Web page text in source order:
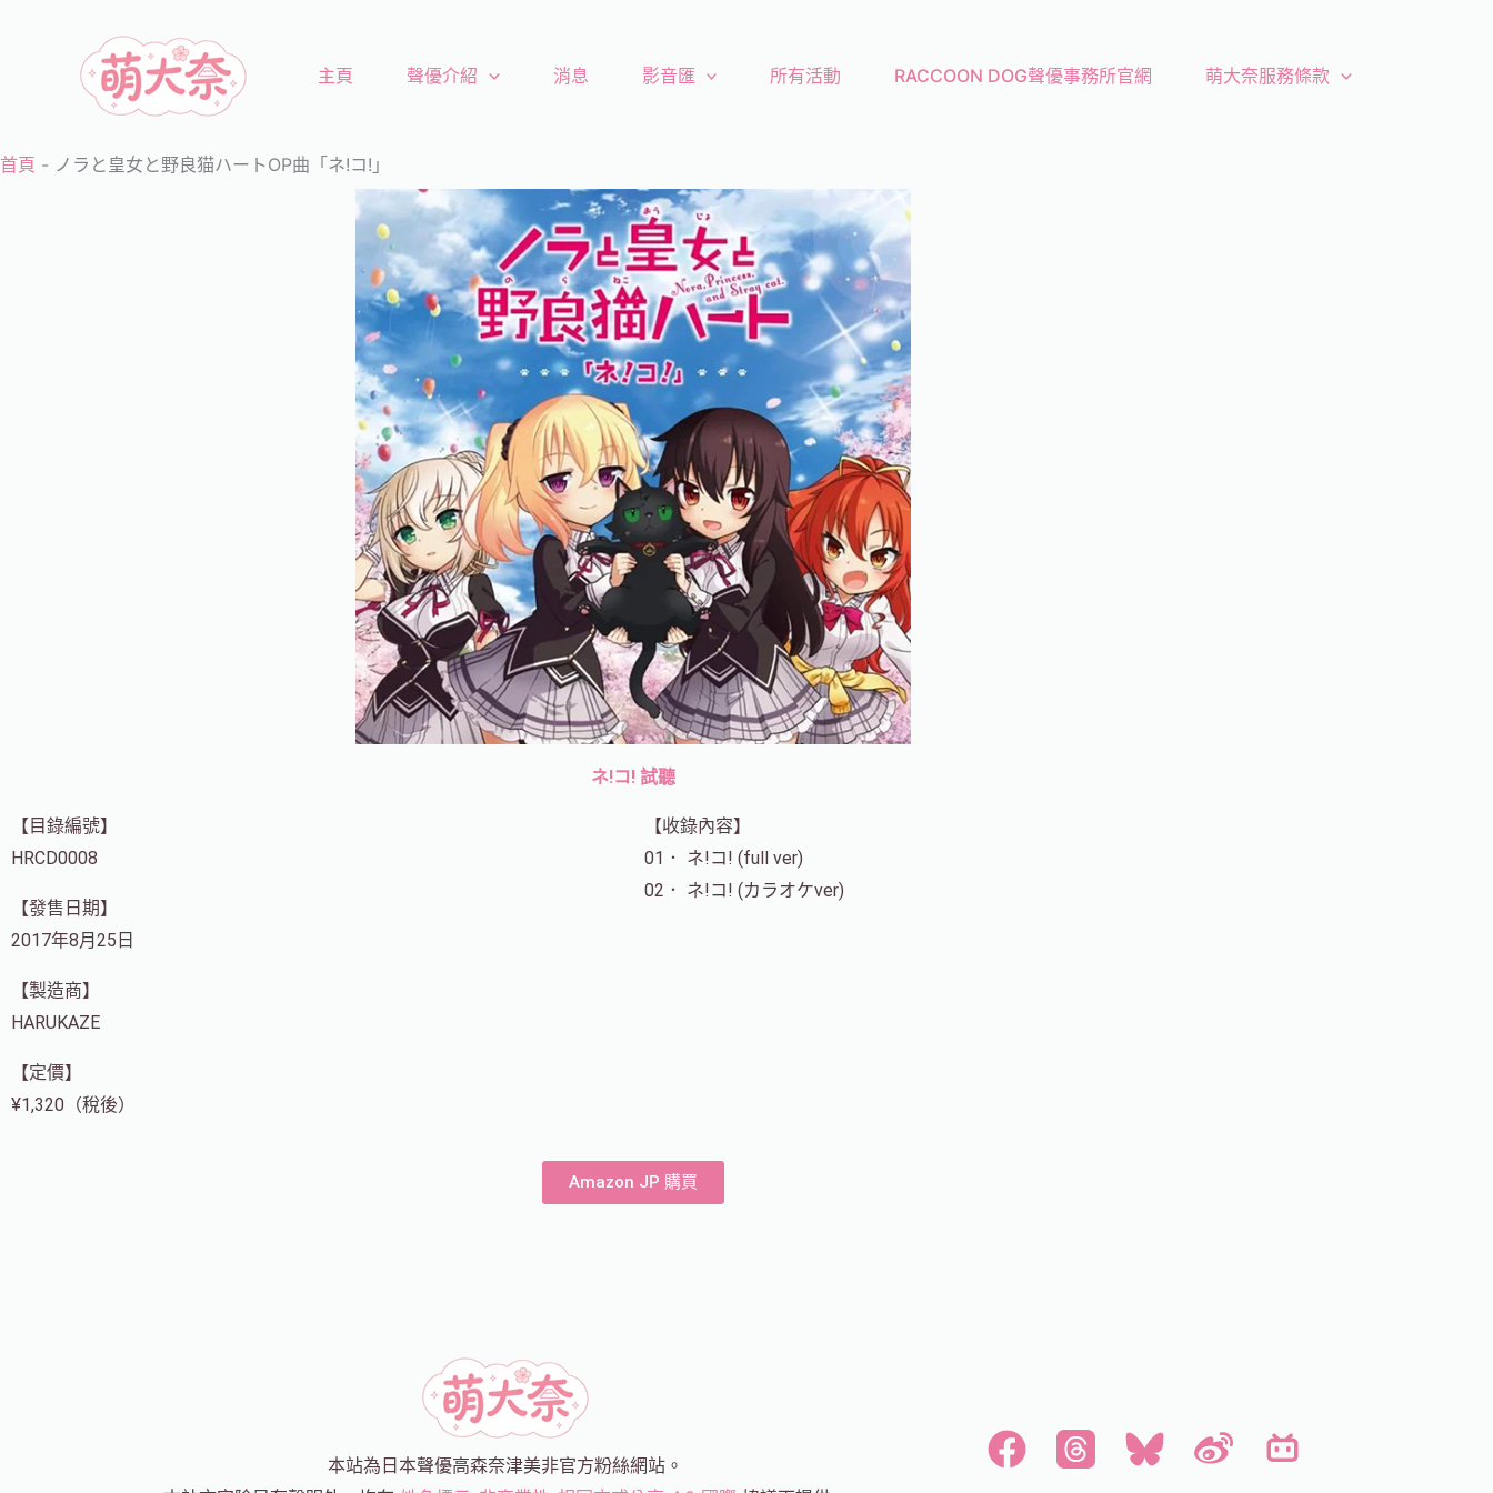
容
主頁 聲優介紹 消息 影音匯 所有活動 RACCOON DOG聲優事務所官網 萌大奈服務條款
首頁 - ノラと皇女と野良猫ハートOP曲「ネ!コ!」
ネ!コ! 試聽
【目錄編號】
HRCD0008
【發售日期】
2017年8月25日
【製造商】
HARUKAZE
【定價】
¥1,320（稅後）
【收錄內容】
01． ネ!コ! (full ver)
02． ネ!コ! (カラオケver)
Amazon JP 購買
本站為日本聲優高森奈津美非官方粉絲網站。